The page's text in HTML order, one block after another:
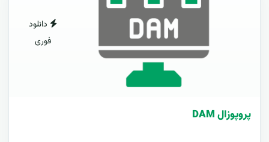
دانلود
فوری
پروپوزال DAM